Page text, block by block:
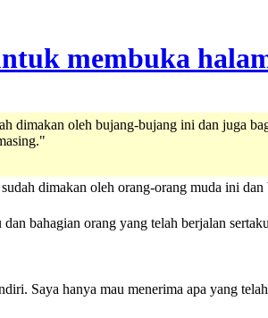
dimakan oleh bujang-bujang ini dan juga
dimakan oleh orang-orang muda ini
bahagian orang yang telah berjalan
Saya hanya mau menerima apa yang